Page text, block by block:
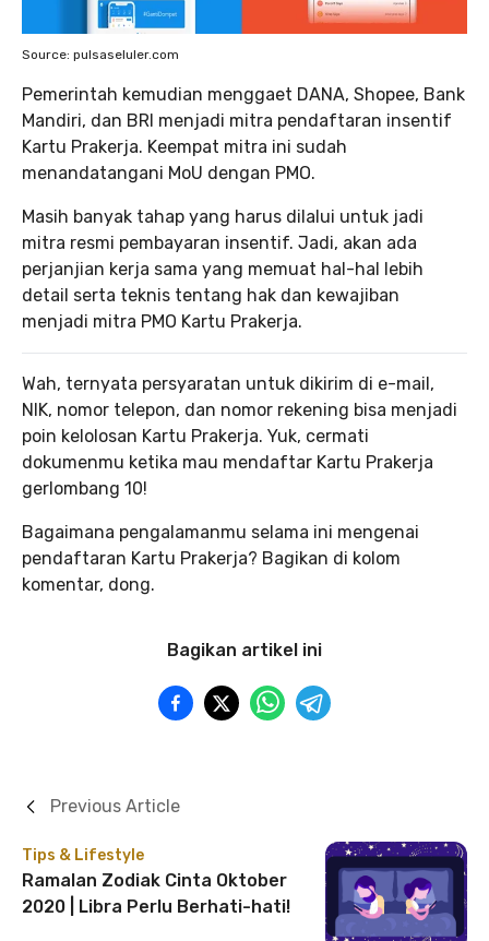
Source: pulsaseluler.com
Pemerintah kemudian menggaet DANA, Shopee, Bank
Mandiri, dan BRI menjadi mitra pendaftaran insentif
Kartu Prakerja. Keempat mitra ini sudah
menandatangani MoU dengan PMO.
Masih banyak tahap yang harus dilalui untuk jadi
mitra resmi pembayaran insentif. Jadi, akan ada
perjanjian kerja sama yang memuat hal-hal lebih
detail serta teknis tentang hak dan kewajiban
menjadi mitra PMO Kartu Prakerja.
Wah, ternyata persyaratan untuk dikirim di e-mail,
NIK, nomor telepon, dan nomor rekening bisa menjadi
poin kelolosan Kartu Prakerja. Yuk, cermati
dokumenmu ketika mau mendaftar Kartu Prakerja
gerlombang 10!
Bagaimana pengalamanmu selama ini mengenai
pendaftaran Kartu Prakerja? Bagikan di kolom
komentar, dong.
Bagikan artikel ini
Tips & Lifestyle
Ramalan Zodiak Cinta Oktober
2020 | Libra Perlu Berhati-hati!
Previous Article